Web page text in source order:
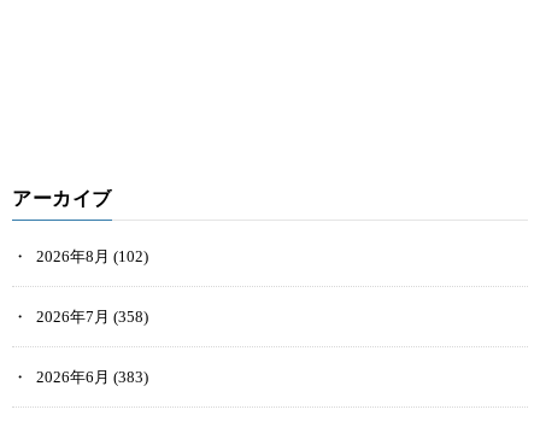
アーカイブ
2026年8月 (102)
2026年7月 (358)
2026年6月 (383)